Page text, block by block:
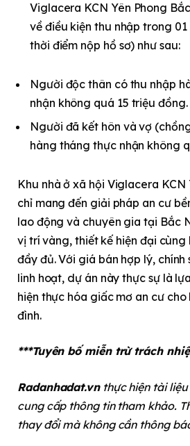
Viglacera KCN Yên Phong
về điều kiện thu nhập trong
thời điểm nộp hồ sơ) như sau:
Người độc thân có thu nhập
nhận không quá 15 triệu đồng.
Người đã kết hôn và vợ
hàng tháng thực nhận không
Khu nhà ở xã hội Viglacera KCN
chỉ mang đến giải pháp an cư
lao động và chuyên gia tại Bắc
vị trí vàng, thiết kế hiện đại cùng
đầy đủ. Với giá bán hợp lý, chính
linh hoạt, dự án này thực sự là
hiện thực hóa giấc mơ an cư
đình.
***Tuyên bố miễn trừ trách
Radanhadat.vnthực hiện tài
cung cấp thông tin tham khảo.
thay đổi mà không cần thông